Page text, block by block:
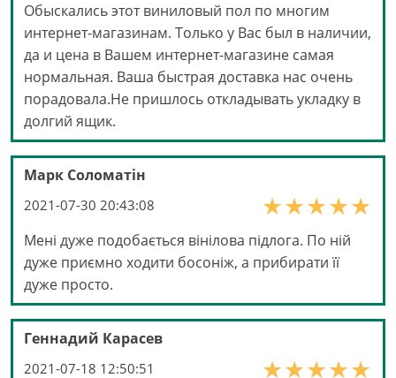
Обыскались этот виниловый пол по многим
интернет-магазинам. Только у Вас был в наличии,
да и цена в Вашем интернет-магазине самая
нормальная. Ваша быстрая доставка нас очень
порадовала.Не пришлось откладывать укладку в
долгий ящик.
Марк Соломатін
2021-07-30 20:43:08
Мені дуже подобається вінілова підлога. По ній
дуже приємно ходити босоніж, а прибирати її
дуже просто.
Геннадий Карасев
2021-07-18 12:50:51